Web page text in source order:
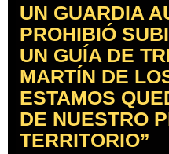
UN GUARDIA
PROHIBIÓ
UN GUÍA DE
MARTÍN DE
ESTAMOS
DE NUESTRO
TERRITORIO”